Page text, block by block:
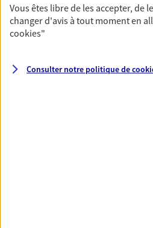
invalidité ou de décès.
Découvrir l'offre Prévoyance
Santé
Vous êtes libre de les accepter, de
changer d'avis à tout moment en
cookies"
Consulter notre politique de